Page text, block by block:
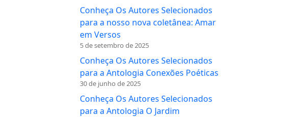
Conheça Os Autores Selecionados
para a nosso nova coletânea: Amar
em Versos
5 de setembro de 2025
Conheça Os Autores Selecionados
para a Antologia Conexões Poéticas
30 de junho de 2025
Conheça Os Autores Selecionados
para a Antologia O Jardim